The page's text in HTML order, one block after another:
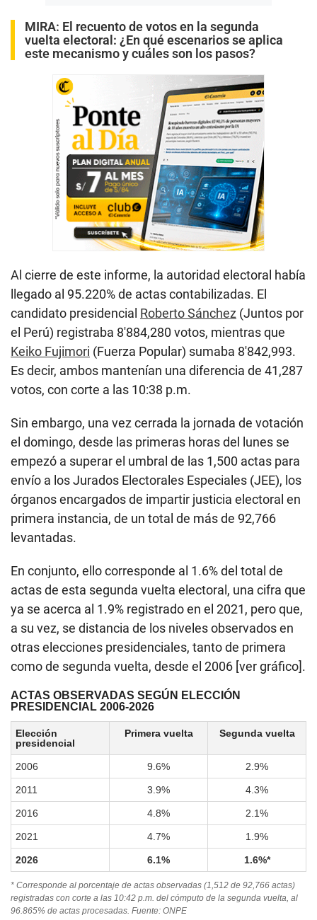
MIRA: El recuento de votos en la segunda
vuelta electoral: ¿En qué escenarios se aplica
este mecanismo y cuáles son los pasos?
Al cierre de este informe, la autoridad electoral había
llegado al 95.220% de actas contabilizadas. El
candidato presidencial Roberto Sánchez (Juntos por
el Perú) registraba 8′884,280 votos, mientras que
Keiko Fujimori (Fuerza Popular) sumaba 8′842,993.
Es decir, ambos mantenían una diferencia de 41,287
votos, con corte a las 10:38 p.m.
Sin embargo, una vez cerrada la jornada de votación
el domingo, desde las primeras horas del lunes se
empezó a superar el umbral de las 1,500 actas para
envío a los Jurados Electorales Especiales (JEE), los
órganos encargados de impartir justicia electoral en
primera instancia, de un total de más de 92,766
levantadas.
En conjunto, ello corresponde al 1.6% del total de
actas de esta segunda vuelta electoral, una cifra que
ya se acerca al 1.9% registrado en el 2021, pero que,
a su vez, se distancia de los niveles observados en
otras elecciones presidenciales, tanto de primera
como de segunda vuelta, desde el 2006 [ver gráfico].
ACTAS OBSERVADAS SEGÚN ELECCIÓN
PRESIDENCIAL 2006-2026
Elección
presidencial
Primera vuelta Segunda vuelta
2006 9.6% 2.9%
2011 3.9% 4.3%
2016 4.8% 2.1%
2021 4.7% 1.9%
2026 6.1% 1.6%*
* Corresponde al porcentaje de actas observadas (1,512 de 92,766 actas)
registradas con corte a las 10:42 p.m. del cómputo de la segunda vuelta, al
96.865% de actas procesadas. Fuente: ONPE